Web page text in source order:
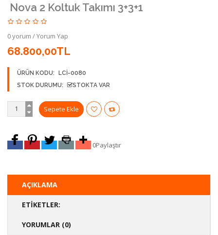
Nova 2 Koltuk Takımı 3+3+1
0 yorum /Yorum Yap
68.800,00TL
ÜRÜN KODU:
LCİ-0080
STOK DURUMU:
STOKTA VAR
0Paylaştır
AÇIKLAMA
ETIKETLER:
YORUMLAR (0)